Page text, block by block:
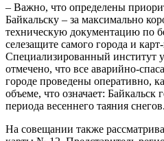
– Важно, что определены
Байкальску – за максимально
техническую документацию по
селезащите самого города и
Специализированный институт
отмечено, что все аварийно-
городе проведены оперативно,
объеме, что означает:
периода весеннего таяния снегов.
На совещании также